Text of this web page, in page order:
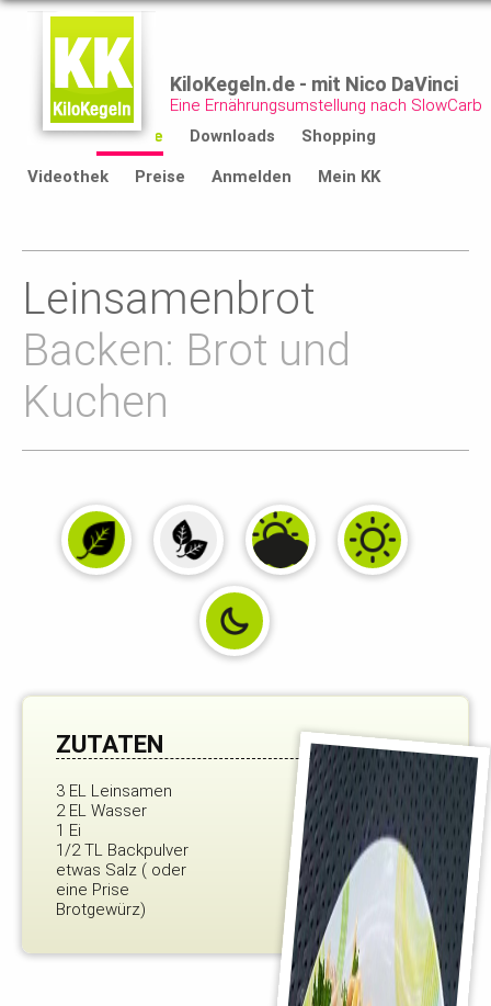
KiloKegeln.de - mit Nico DaVinci
Eine Ernährungsumstellung nach SlowCarb
Start
Rezepte Downloads Shopping
Videothek Preise Anmelden Mein KK
Leinsamenbrot
Backen: Brot und
Kuchen
ZUTATEN
3 EL Leinsamen
2 EL Wasser
1 Ei
1/2 TL Backpulver
etwas Salz ( oder
eine Prise
Brotgewürz)